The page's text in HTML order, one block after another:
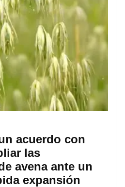
acuerdo con
las
avena ante un
expansión